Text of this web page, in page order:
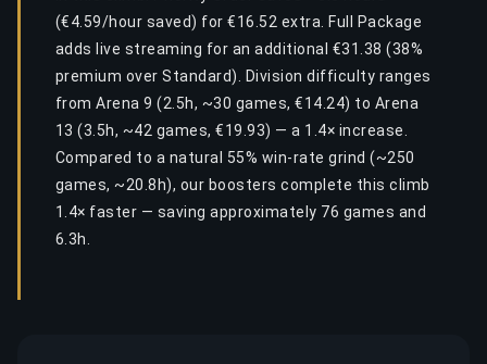
(€4.59/hour saved) for €16.52 extra. Full Package
adds live streaming for an additional €31.38 (38%
premium over Standard). Division difficulty ranges
from Arena 9 (2.5h, ~30 games, €14.24) to Arena
13 (3.5h, ~42 games, €19.93) — a 1.4× increase.
Compared to a natural 55% win-rate grind (~250
games, ~20.8h), our boosters complete this climb
1.4× faster — saving approximately 76 games and
6.3h.